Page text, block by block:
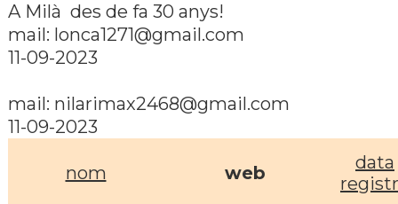
A Milà des de fa 30 anys!
mail: lonca1271@gmail.com
11-09-2023
mail: nilarimax2468@gmail.com
11-09-2023
nom web
data